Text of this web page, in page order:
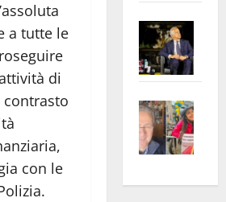
a tutte le
di
contrasto
con le
euro
apre